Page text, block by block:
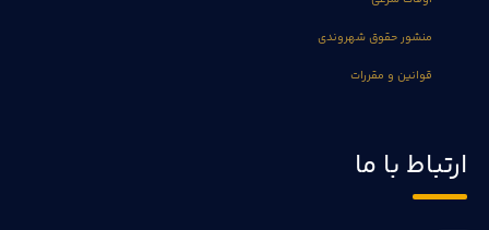
منشور حقوق شهروندی
قوانین و مقررات
ارتباط با ما